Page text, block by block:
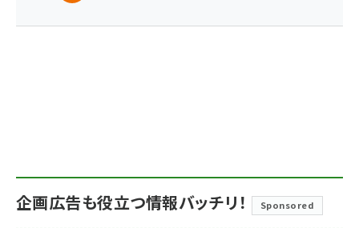
企画広告も役立つ情報バッチリ！ Sponsored